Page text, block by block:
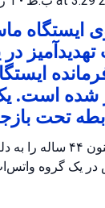
ایستگاه
تهدیدآمیز
تحت
پلیس اسرائیل یک
در یک گروه